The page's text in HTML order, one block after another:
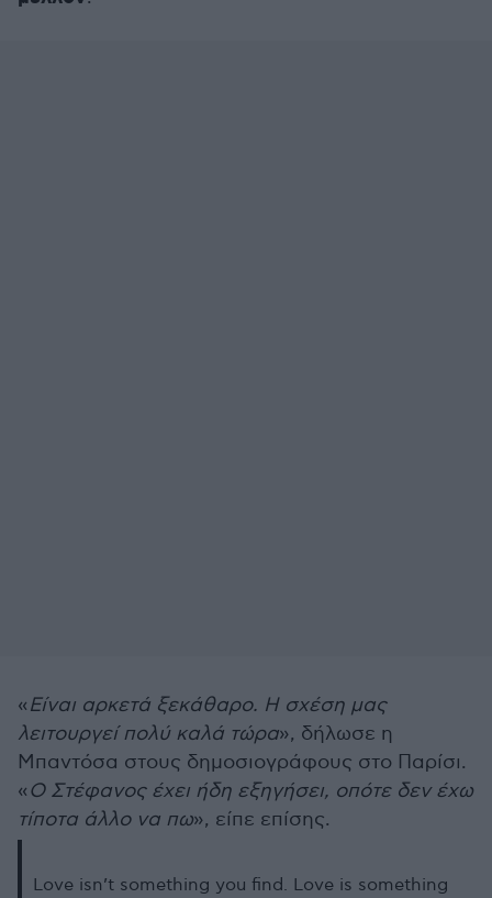
«Είναι αρκετά ξεκάθαρο. Η σχέση μας
λειτουργεί πολύ καλά τώρα», δήλωσε η
Μπαντόσα στους δημοσιογράφους στο Παρίσι.
«Ο Στέφανος έχει ήδη εξηγήσει, οπότε δεν έχω
τίποτα άλλο να πω», είπε επίσης.
Love isn’t something you find. Love is something